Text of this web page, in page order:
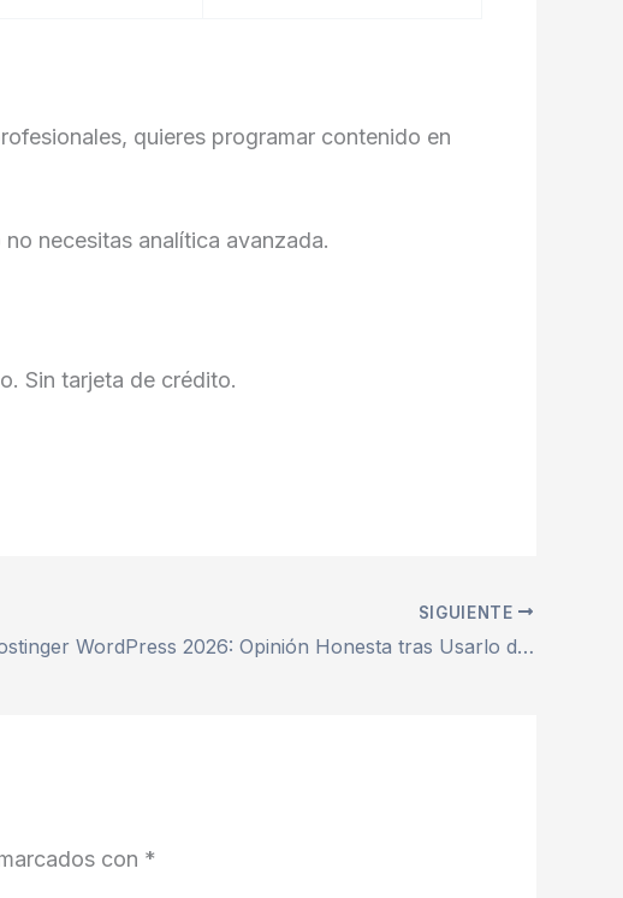
quieres programar contenido en
necesitas analítica avanzada.
Sin tarjeta de crédito.
SIGUIENTE
Hostinger WordPress 2026: Opinión Honesta tras Usarlo de Verdad
con *